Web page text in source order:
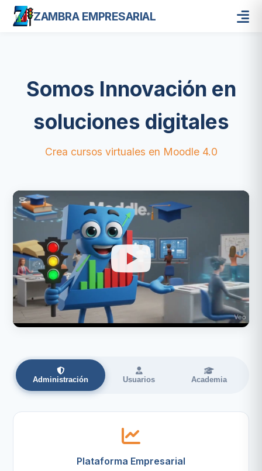
ZAMBRA EMPRESARIAL
Somos Innovación en
soluciones digitales
Crea cursos virtuales en Moodle 4.0
Administración Usuarios Academia
Plataforma Empresarial